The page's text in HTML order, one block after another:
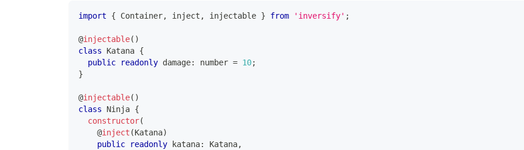
import { Container, inject , injectable } from 'inversify' ;
@injectable( )
class
Katana {
public
readonly damage: number = 10;
}
@injectable( )
class
Ninja {
constructor(
@inject (Katana)
public
readonly katana: Katana,